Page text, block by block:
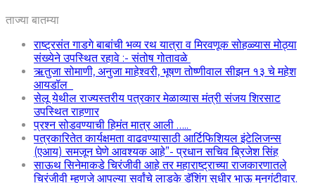
ताज्या बातम्या
राष्ट्रसंत गाडगे बाबांची भव्य रथ यात्रा व मिरवणूक सोहळ्यास मोठ्या
संख्येने उपस्थित रहावे :- संतोष गोतावळे
ऋतुजा सोमाणी, अनुजा माहेश्वरी, भूषण तोष्णीवाल सीझन १३ चे महेश
आयडॉल
सेलू येथील राज्यस्तरीय पत्रकार मेळाव्यास मंत्री संजय शिरसाट
उपस्थित राहणार
प्रश्न सोडवण्याची हिमंत मात्र आली …..
पत्रकारितेत कार्यक्षमता वाढवण्यासाठी आर्टिफिशियल इंटेलिजन्स
(एआय) समजून घेणे आवश्यक आहे”- प्रधान सचिव ब्रिजेश सिंह
साऊथ सिनेमाकडे चिरंजीवी आहे तर महाराष्ट्राच्या राजकारणातले
चिरंजीवी म्हणजे आपल्या सर्वांचे लाडके डॅशिंग सुधीर भाऊ मुनगंटीवार.